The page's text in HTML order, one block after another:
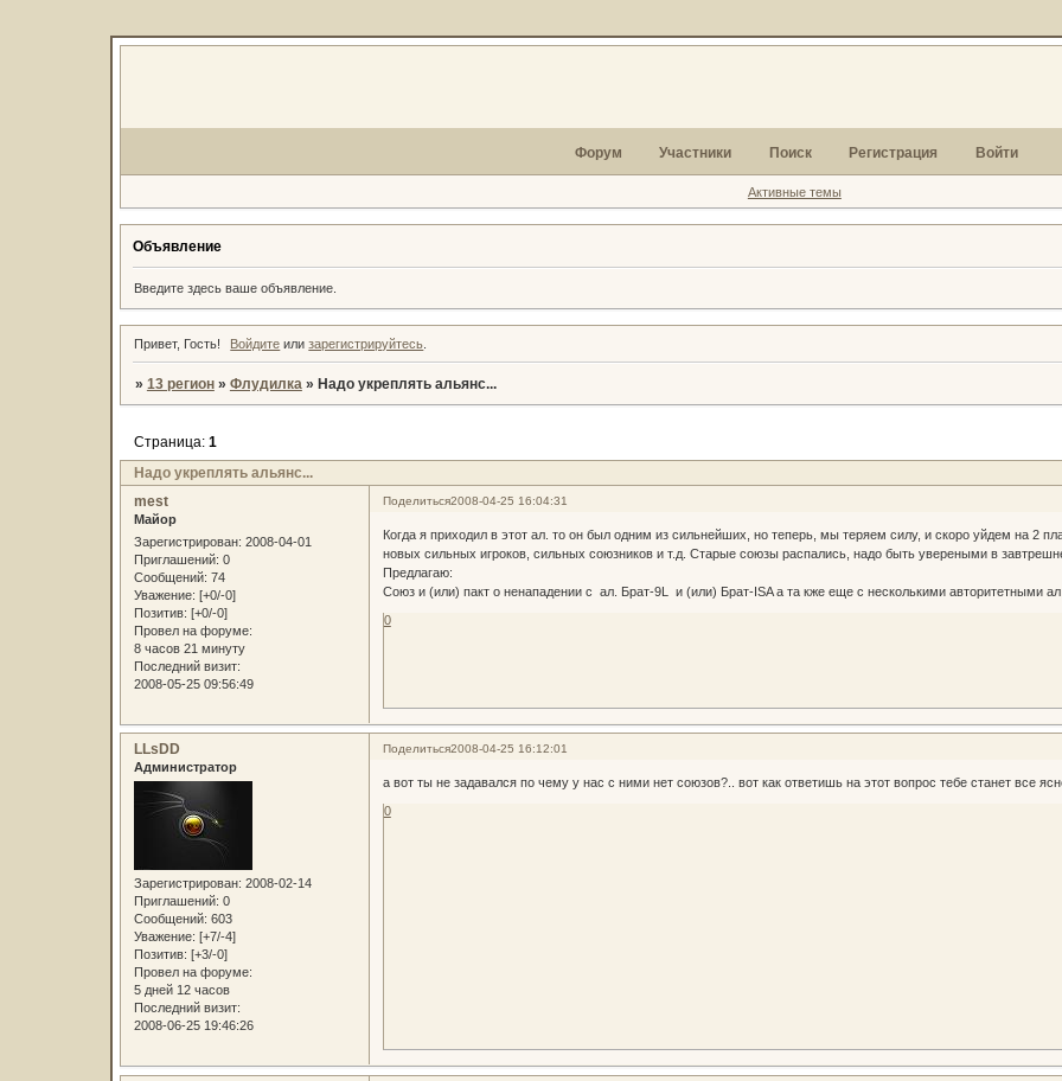
Форум Участники Поиск Регистрация Войти
Активные темы
Объявление
Введите здесь ваше объявление.
Привет, Гость! Войдите илизарегистрируйтесь
» 13 регион » Флудилка » Надо укреплять альянс...
Надо укреплять альянс...
Страница: 1
Поделиться2008-04-25 16:04:31
mest
Майор
Зарегистрирован: 2008-04-01
Приглашений: 0
Сообщений: 74
Уважение: [+0/-0]
Позитив: [+0/-0]
Провел на форуме:
8 часов 21 минуту
Последний визит:
2008-05-25 09:56:49
Когда я приходил в этот ал. то он был одним из сильнейших, но теперь, мы теряем силу, и скоро уйдем на 2
новых сильных игроков, сильных союзников и т.д. Старые союзы распались, надо быть увереными в
Предлагаю:
Союз и (или) пакт о ненападении с ал. Брат-9L и (или) Брат-ISA а та кже еще с несколькими авторитетными
0
Поделиться2008-04-25 16:12:01
LLsDD
Администратор
Зарегистрирован: 2008-02-14
Приглашений: 0
Сообщений: 603
Уважение: [+7/-4]
Позитив: [+3/-0]
Провел на форуме:
5 дней 12 часов
Последний визит:
2008-06-25 19:46:26
а вот ты не задавался по чему у нас с ними нет союзов?.. вот как ответишь на этот вопрос тебе станет все
0